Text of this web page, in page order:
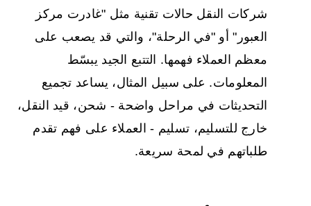
شركات النقل حالات تقنية مثل "غادرت مركز
العبور" أو "في الرحلة"، والتي قد يصعب على
معظم العملاء فهمها. التتبع الجيد يبسّط
المعلومات. على سبيل المثال، يساعد تجميع
التحديثات في مراحل واضحة - شحن، قيد النقل،
خارج للتسليم، تسليم - العملاء على فهم تقدم
طلباتهم في لمحة سريعة.